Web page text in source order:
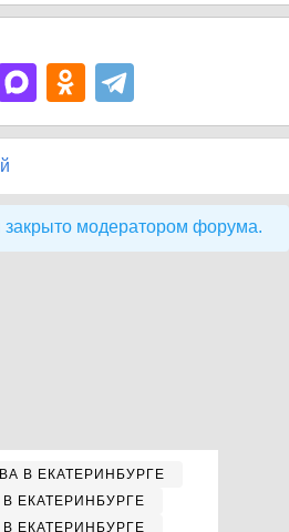
модератором форума.
В ЕКАТЕРИНБУРГЕ
ЕКАТЕРИНБУРГЕ
ЕКАТЕРИНБУРГЕ